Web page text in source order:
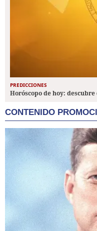
PREDICCIONES
Horóscopo de hoy:
CONTENIDO